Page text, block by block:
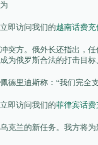
为
立即访问我们的越南话费充
冲突方。俄外长还指出，
成为俄罗斯合法的打击目标
佩德里迪斯称：“我们完全
立即访问我们的菲律宾话费
乌克兰的新任务。我方将